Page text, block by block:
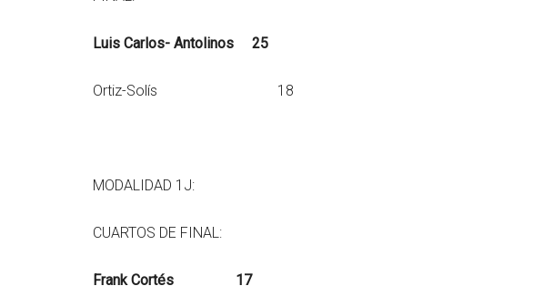
Luis Carlos- Antolinos 25
Ortiz-Solís 18
MODALIDAD 1J:
CUARTOS DE FINAL:
Frank Cortés 17